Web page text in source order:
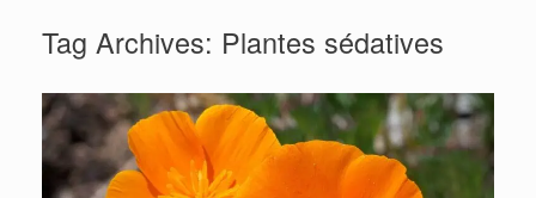
Tag Archives: Plantes sédatives